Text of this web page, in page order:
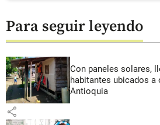
Para seguir leyendo
Con paneles solares,
habitantes ubicados
Antioquia
share